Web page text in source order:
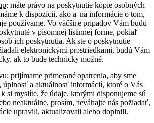
: máte právo na poskytnutie kópie osobných
k dispozícii, ako aj na informácie o tom,
používame. Vo väčšine prípadov Vám budú
v písomnej listinnej forme, pokiaľ
ich poskytnutia. Ak ste o poskytnutie
elektronickými prostriedkami, budú Vám
ak to bude technicky možné.
: prijímame primerané opatrenia, aby sme
úplnosť a aktuálnosť informácií, ktoré o Vás
si myslíte, že údaje, ktorými disponujeme sú
neaktuálne, prosím, neváhajte nás požiadať,
upravili, aktualizovali alebo doplnili.